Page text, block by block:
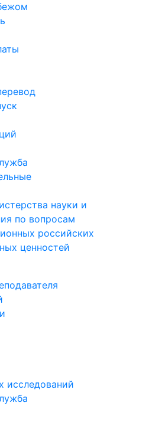
науки и
по вопросам
российских
ценностей
исследований